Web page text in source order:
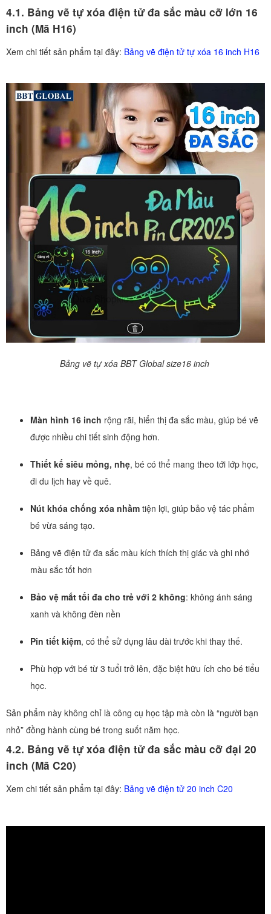
4.1. Bảng vẽ tự xóa điện tử đa sắc màu cỡ lớn 16
inch (Mã H16)
Xem chi tiết sản phẩm tại đây: Bảng vẽ điện tử tự xóa 16 inch H16
Bảng vẽ tự xóa BBT Global size16 inch
Màn hình 16 inch rộng rãi, hiển thị đa sắc màu, giúp bé vẽ
được nhiều chi tiết sinh động hơn.
Thiết kế siêu mỏng, nhẹ, bé có thể mang theo tới lớp học,
đi du lịch hay về quê.
Nút khóa chống xóa nhầm tiện lợi, giúp bảo vệ tác phẩm
bé vừa sáng tạo.
Bảng vẽ điện tử đa sắc màu kích thích thị giác và ghi nhớ
màu sắc tốt hơn
Bảo vệ mắt tối đa cho trẻ với 2 không: không ánh sáng
xanh và không đèn nền
Pin tiết kiệm, có thể sử dụng lâu dài trước khi thay thế.
Phù hợp với bé từ 3 tuổi trở lên, đặc biệt hữu ích cho bé tiểu
học.
Sản phẩm này không chỉ là công cụ học tập mà còn là “người bạn
nhỏ” đồng hành cùng bé trong suốt năm học.
4.2. Bảng vẽ tự xóa điện tử đa sắc màu cỡ đại 20
inch (Mã C20)
Xem chi tiết sản phẩm tại đây: Bảng vẽ điện tử 20 inch C20